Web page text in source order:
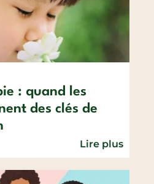
: quand les
des clés de
Lire plus